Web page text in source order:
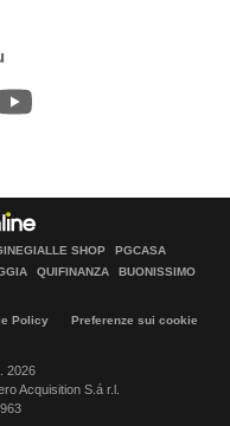
SHOP
PGCASA
QUIFINANZA
BUONISSIMO
Policy
Preferenze sui cookie
2026
Acquisition S.á r.l.